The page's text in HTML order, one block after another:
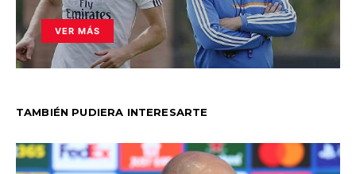
VER MÁS
TAMBIÉN PUDIERA INTERESARTE